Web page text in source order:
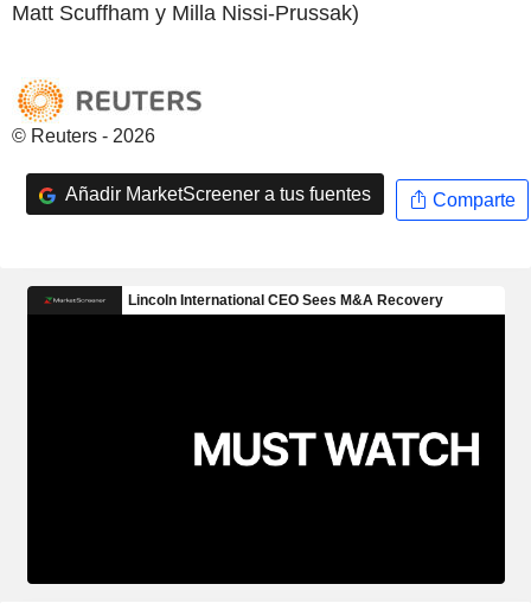
Matt Scuffham y Milla Nissi-Prussak)
© Reuters - 2026
Añadir MarketScreener a tus fuentes Comparte